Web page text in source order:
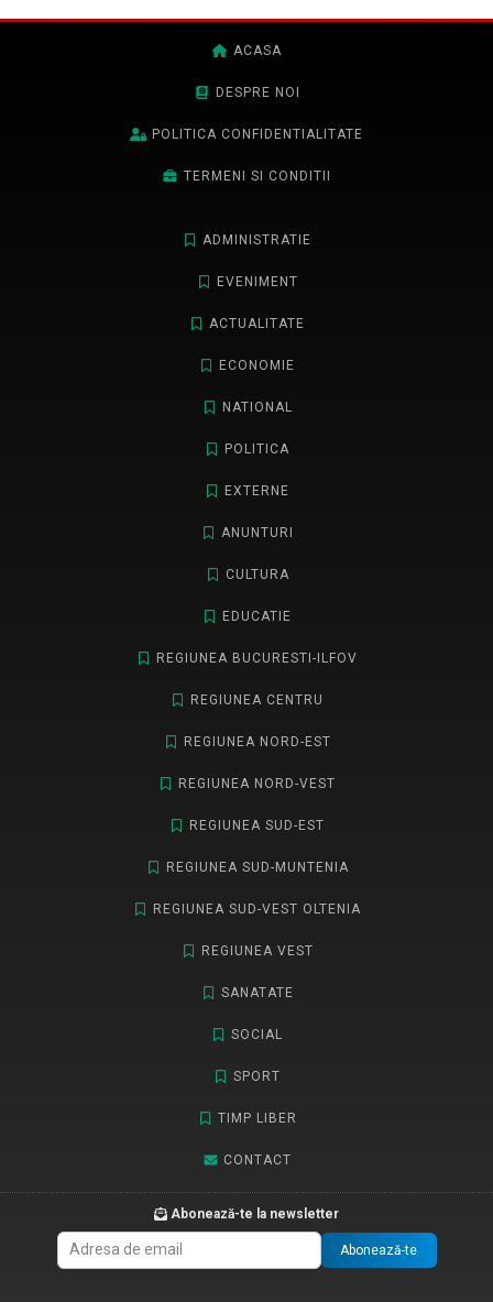
ACASA
DESPRE NOI
POLITICA CONFIDENTIALITATE
TERMENI SI CONDITII
ADMINISTRATIE
EVENIMENT
ACTUALITATE
ECONOMIE
NATIONAL
POLITICA
EXTERNE
ANUNTURI
CULTURA
EDUCATIE
REGIUNEA BUCURESTI-ILFOV
REGIUNEA CENTRU
REGIUNEA NORD-EST
REGIUNEA NORD-VEST
REGIUNEA SUD-EST
REGIUNEA SUD-MUNTENIA
REGIUNEA SUD-VEST OLTENIA
REGIUNEA VEST
SANATATE
SOCIAL
SPORT
TIMP LIBER
CONTACT
Abonează-te la newsletter
Abonează-te